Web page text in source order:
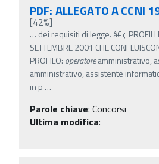
PDF: ALLEGATO A CCNI
[42%]
… dei requisiti di legge. â€¢ PROFILI
SETTEMBRE 2001 CHE
PROFILO: operatoreamministrativo,
amministrativo, assistente
in p …
Parole chiave: Concorsi
Ultima modifica: